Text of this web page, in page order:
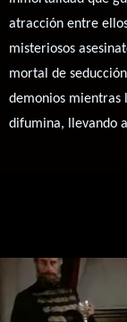
atracción entre
misteriosos
mortal de
demonios mientras
difumina, llevando